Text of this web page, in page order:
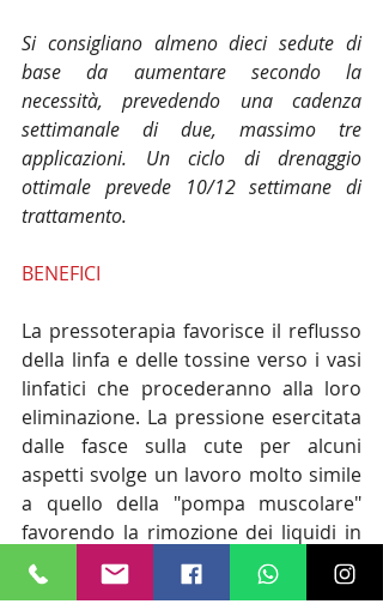
Si consigliano almeno dieci sedute di
base da aumentare secondo la
necessità, prevedendo una cadenza
settimanale di due, massimo tre
applicazioni. Un ciclo di drenaggio
ottimale prevede 10/12 settimane di
trattamento.
BENEFICI
La pressoterapia favorisce il reflusso
della linfa e delle tossine verso i vasi
linfatici che procederanno alla loro
eliminazione. La pressione esercitata
dalle fasce sulla cute per alcuni
aspetti svolge un lavoro molto simile
a quello della "pompa muscolare"
favorendo la rimozione dei liquidi in
eccesso e lo svuotamento del circolo
veno-linfatico. Si ottiene un'ottica